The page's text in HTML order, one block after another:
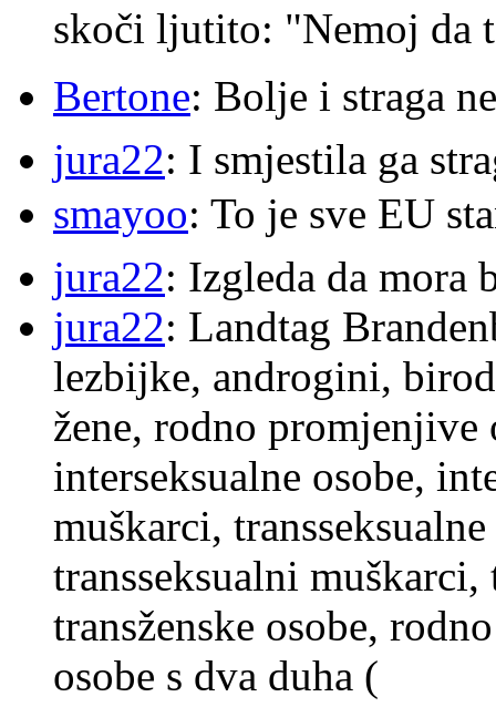
skoči ljutito: "Nemoj da
Bertone: Bolje i straga
jura22: I smjestila ga
smayoo: To je sve EU
jura22: Izgleda da mora
jura22: Landtag
lezbijke, androgini,
žene, rodno
interseksualne osobe,
muškarci,
transseksualni muškarci,
transženske osobe,
osobe s dva duha (